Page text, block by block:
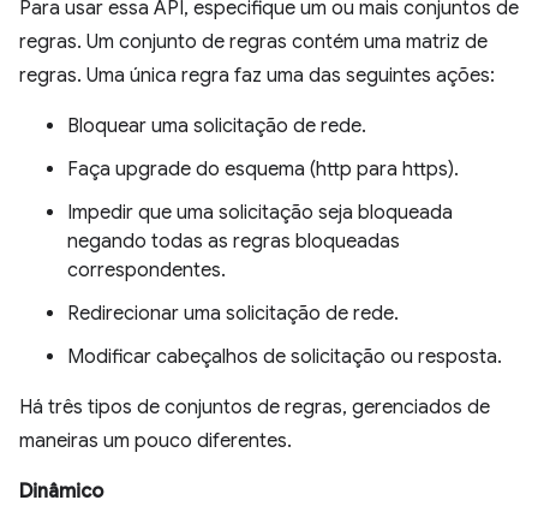
Para usar essa API, especifique um ou mais conjuntos de
regras. Um conjunto de regras contém uma matriz de
regras. Uma única regra faz uma das seguintes ações:
Bloquear uma solicitação de rede.
Faça upgrade do esquema (http para https).
Impedir que uma solicitação seja bloqueada
negando todas as regras bloqueadas
correspondentes.
Redirecionar uma solicitação de rede.
Modificar cabeçalhos de solicitação ou resposta.
Há três tipos de conjuntos de regras, gerenciados de
maneiras um pouco diferentes.
Dinâmico